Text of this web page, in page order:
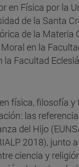
en Física por la
de la Santa
de la Materia
en la
Facultad
física, filosofía
las
del Hijo
2018), junto
ciencia y